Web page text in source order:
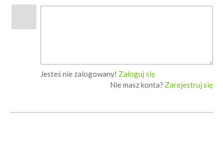
Jesteś nie zalogowany! Zaloguj się
Nie masz konta? Zarejestruj się